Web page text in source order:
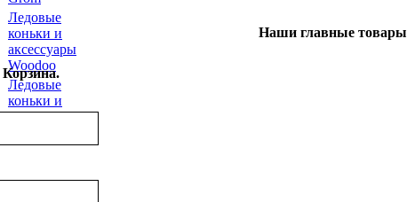
Ледовые
коньки и
аксессуары
Woodoo
Ледовые
коньки и
аксессуары
Наши главные товары
Корзина.